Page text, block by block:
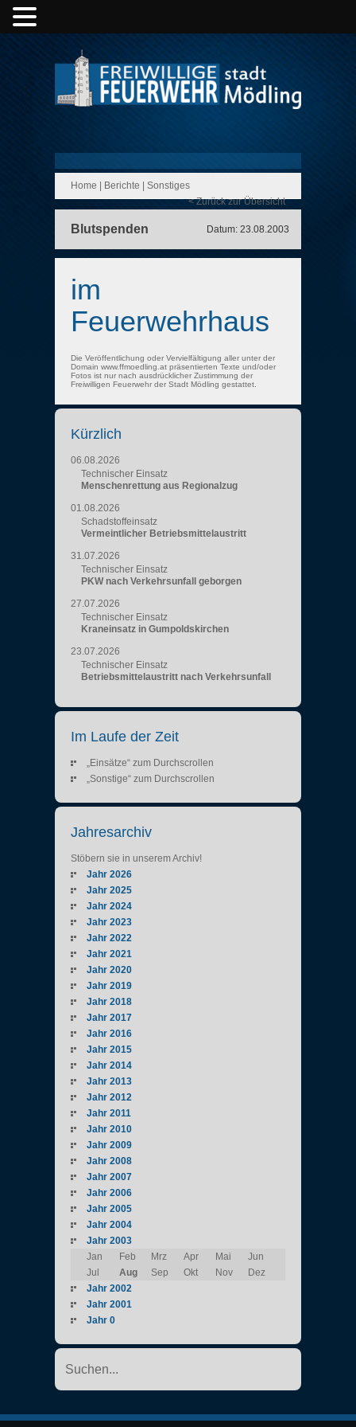
Home Berichte
Sonstiges
< Zurück zur Übersicht
Blutspenden Datum: 23.08.2003
im
Feuerwehrhaus
Die Veröffentlichung oder Vervielfältigung aller unter der
Domain www.ffmoedling.at präsentierten Texte und/oder
Fotos ist nur nach ausdrücklicher Zustimmung der
Freiwilligen Feuerwehr der Stadt Mödling gestattet.
Kürzlich
06.08.2026
Technischer Einsatz
Menschenrettung aus Regionalzug
01.08.2026
Schadstoffeinsatz
Vermeintlicher Betriebsmittelaustritt
31.07.2026
Technischer Einsatz
PKW nach Verkehrsunfall geborgen
27.07.2026
Technischer Einsatz
Kraneinsatz in Gumpoldskirchen
23.07.2026
Technischer Einsatz
Betriebsmittelaustritt nach Verkehrsunfall
Im Laufe der Zeit
„Einsätze“ zum Durchscrollen
„Sonstige“ zum Durchscrollen
Jahresarchiv
Stöbern sie in unserem Archiv!
Jahr 2026
Jahr 2025
Jahr 2024
Jahr 2023
Jahr 2022
Jahr 2021
Jahr 2020
Jahr 2019
Jahr 2018
Jahr 2017
Jahr 2016
Jahr 2015
Jahr 2014
Jahr 2013
Jahr 2012
Jahr 2011
Jahr 2010
Jahr 2009
Jahr 2008
Jahr 2007
Jahr 2006
Jahr 2005
Jahr 2004
Jahr 2003
Jan
Feb Mrz Apr Mai
Jun
Jul
Aug Sep Okt Nov
Dez
Jahr 2002
Jahr 2001
Jahr 0